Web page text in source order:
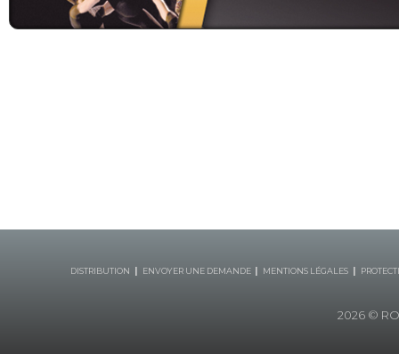
DISTRIBUTION | ENVOYER UNE DEMANDE | MENTIONS LÉGALES |
2026 ©